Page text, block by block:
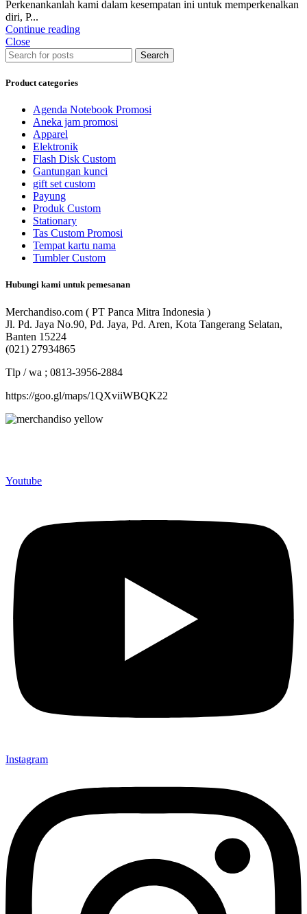
Perkenankanlah kami dalam kesempatan ini untuk memperkenalkan
diri, P...
Continue reading
Close
Search
Product categories
Agenda Notebook Promosi
Aneka jam promosi
Apparel
Elektronik
Flash Disk Custom
Gantungan kunci
gift set custom
Payung
Produk Custom
Stationary
Tas Custom Promosi
Tempat kartu nama
Tumbler Custom
Hubungi kami untuk pemesanan
Merchandiso.com ( PT Panca Mitra Indonesia )
Jl. Pd. Jaya No.90, Pd. Jaya, Pd. Aren, Kota Tangerang Selatan,
Banten 15224
(021) 27934865
Tlp / wa ; 0813-3956-2884
https://goo.gl/maps/1QXviiWBQK22
Youtube
Instagram